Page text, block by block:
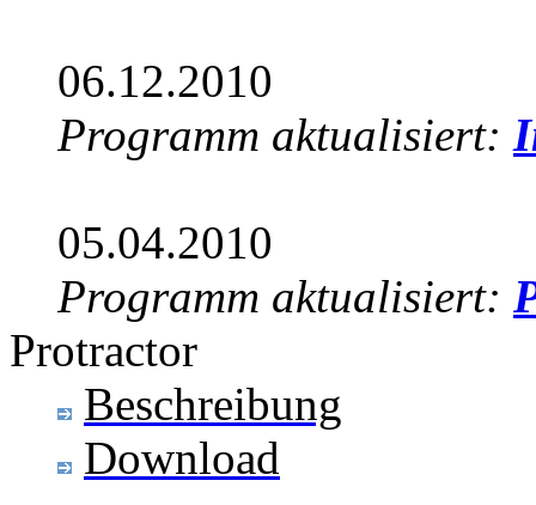
06.12.2010
Programm aktualisiert:
05.04.2010
Programm aktualisiert:
Protractor
Beschreibung
Download